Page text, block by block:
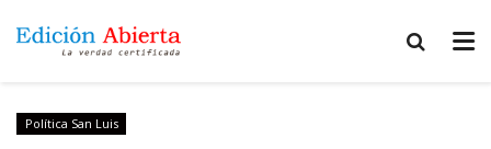
Política San Luis